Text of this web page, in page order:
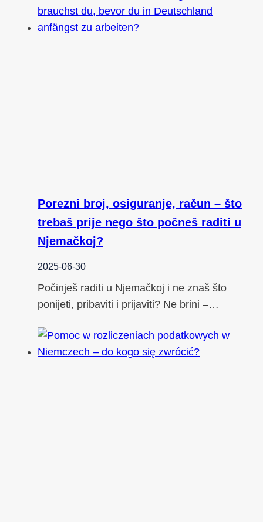
Porezni broj, osiguranje, račun – što
trebaš prije nego što počneš raditi u
Njemačkoj?
2025-06-30
Počinješ raditi u Njemačkoj i ne znaš što
ponijeti, pribaviti i prijaviti? Ne brini –…